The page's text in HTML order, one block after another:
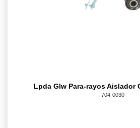
Lpda Glw Para-rayos Aislador
704-0030